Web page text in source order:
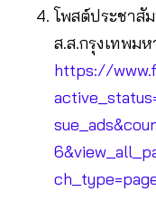
โพสต์ประชาสั
ส.ส.กรุงเทพม
https://